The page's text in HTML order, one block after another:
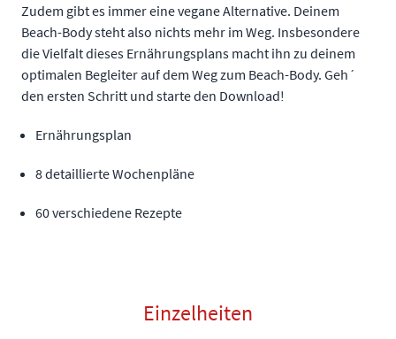
Zudem gibt es immer eine vegane Alternative. Deinem
Beach-Body steht also nichts mehr im Weg. Insbesondere
die Vielfalt dieses Ernährungsplans macht ihn zu deinem
optimalen Begleiter auf dem Weg zum Beach-Body. Geh´
den ersten Schritt und starte den Download!
Ernährungsplan
8 detaillierte Wochenpläne
60 verschiedene Rezepte
Einzelheiten